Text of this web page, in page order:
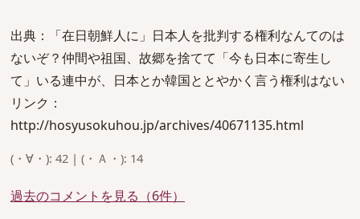
出典：「在日朝鮮人に」日本人を批判する権利なんてのは
ないぞ？仲間や祖国、故郷を捨てて「今も日本に寄生し
て」いる連中が、日本とか韓国ととやかく言う権利はない
リンク：
http://hosyusokuhou.jp/archives/40671135.html
(・∀・): 42 | (・Ａ・): 14
過去のコメントを見る（6件）